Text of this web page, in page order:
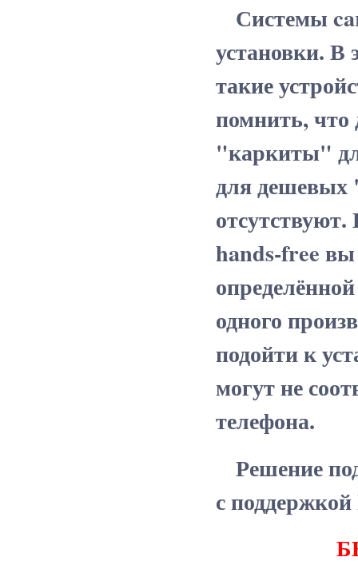
Системы
установки. В
такие
помнить,
"каркиты"
для дешевых
hands-free
одного
подойти к
могут не
телефона.
Решение
с